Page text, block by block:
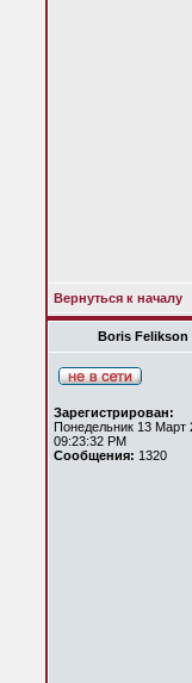
Вернуться к началу
Boris Felikson
Зарегистрирован:
Понедельник 13 Март
09:23:32 PM
Сообщения: 1320